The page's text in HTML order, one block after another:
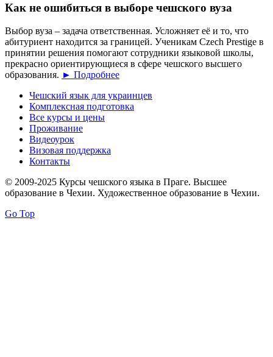
Как не ошибиться в выборе чешского вуза
Выбор вуза – задача ответственная. Усложняет её и то, что
абитуриент находится за границей. Ученикам Czech Prestige в
принятии решения помогают сотрудники языковой школы,
прекрасно ориентирующиеся в сфере чешского высшего
образования. ► Подробнее
Чешский язык для украинцев
Комплексная подготовка
Все курсы и цены
Проживание
Видеоурок
Визовая поддержка
Контакты
© 2009-2025 Курсы чешского языка в Праге. Высшее
образование в Чехии. Художественное образование в Чехии.
Go Top